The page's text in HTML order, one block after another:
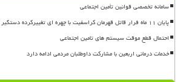
سامانه تخصصی قوانین تأمین اجتماعی
پایان ۱۱ ماه فرار قاتل قهرمان کراسفیت با چهره ای تغییرکرده دستگیر شد
احتمال قطع موقت سیستم های تامین اجتماعی
خدمات درمانی اربعین با مشارکت داوطلبان مردمی ادامه دارد